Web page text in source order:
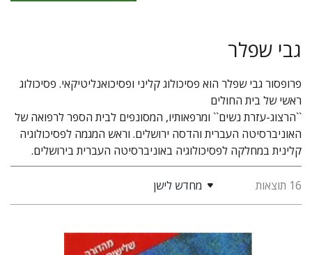
גבי שפלר
פרופסור גבי שפלר הוא פסיכולוג קליני ופסיכואנליטיקאי. פסיכולוג
ראשי של בית החולים
``הרצוג-עזרת נשים`` ומרפאותיו, המסונפים לבית הספר לרפואה של
האוניברסיטה העברית והדסה ירושלים. וראש המגמה לפסיכולוגיה
קלינית במחלקה לפסיכולוגיה באוניברסיטה העברית בירושלים.
16 תוצאות מחדש לישן